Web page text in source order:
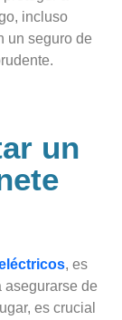
incluso
un seguro de
un
, es
asegurarse de
es crucial